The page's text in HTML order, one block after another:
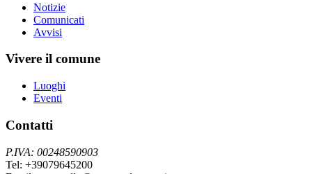
Notizie
Comunicati
Avvisi
Vivere il comune
Luoghi
Eventi
Contatti
P.IVA: 00248590903
Tel: +39079645200